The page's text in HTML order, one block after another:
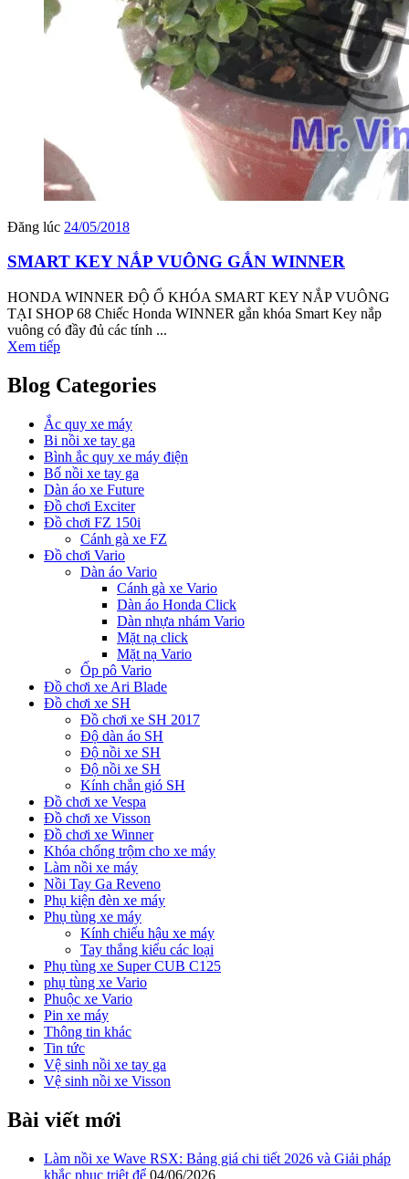
Đăng lúc 24/05/2018
SMART KEY NẮP VUÔNG GẮN WINNER
HONDA WINNER ĐỘ Ổ KHÓA SMART KEY NẮP VUÔNG
TẠI SHOP 68 Chiếc Honda WINNER gắn khóa Smart Key nắp
vuông có đầy đủ các tính ...
Xem tiếp
Blog Categories
Ắc quy xe máy
Bi nồi xe tay ga
Bình ắc quy xe máy điện
Bố nồi xe tay ga
Dàn áo xe Future
Đồ chơi Exciter
Đồ chơi FZ 150i
Cánh gà xe FZ
Đồ chơi Vario
Dàn áo Vario
Cánh gà xe Vario
Dàn áo Honda Click
Dàn nhựa nhám Vario
Mặt nạ click
Mặt nạ Vario
Ốp pô Vario
Đồ chơi xe Ari Blade
Đồ chơi xe SH
Đồ chơi xe SH 2017
Độ dàn áo SH
Độ nồi xe SH
Độ nồi xe SH
Kính chắn gió SH
Đồ chơi xe Vespa
Đồ chơi xe Visson
Đồ chơi xe Winner
Khóa chống trộm cho xe máy
Làm nồi xe máy
Nồi Tay Ga Reveno
Phụ kiện đèn xe máy
Phụ tùng xe máy
Kính chiếu hậu xe máy
Tay thắng kiểu các loại
Phụ tùng xe Super CUB C125
phụ tùng xe Vario
Phuộc xe Vario
Pin xe máy
Thông tin khác
Tin tức
Vệ sinh nồi xe tay ga
Vệ sinh nồi xe Visson
Bài viết mới
Làm nồi xe Wave RSX: Bảng giá chi tiết 2026 và Giải pháp
khắc phục triệt để 04/06/2026